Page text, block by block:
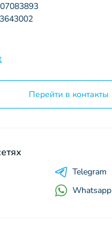
Перейти в контакты
Telegram
Whatsapp